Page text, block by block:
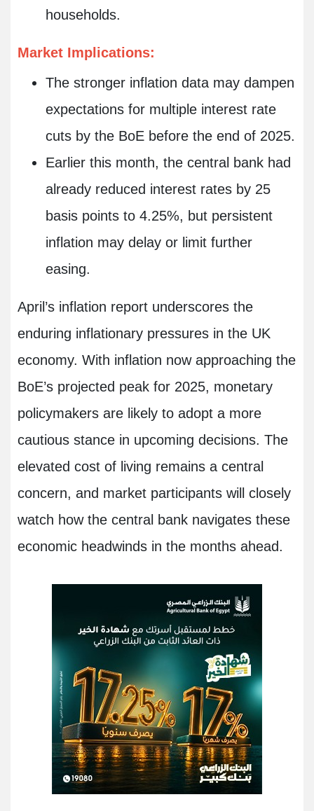
households.
Market Implications:
The stronger inflation data may dampen
expectations for multiple interest rate
cuts by the BoE before the end of 2025.
Earlier this month, the central bank had
already reduced interest rates by 25
basis points to 4.25%, but persistent
inflation may delay or limit further
easing.
April’s inflation report underscores the
enduring inflationary pressures in the UK
economy. With inflation now approaching the
BoE’s projected peak for 2025, monetary
policymakers are likely to adopt a more
cautious stance in upcoming decisions. The
elevated cost of living remains a central
concern, and market participants will closely
watch how the central bank navigates these
economic headwinds in the months ahead.